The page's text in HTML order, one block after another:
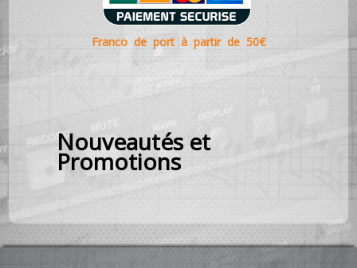
Franco de port à partir de 50€
Nouveautés et
Promotions